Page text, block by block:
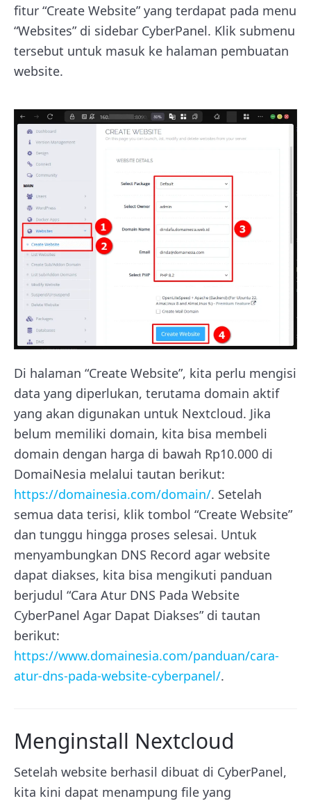
fitur “Create Website” yang terdapat pada menu
“Websites” di sidebar CyberPanel. Klik submenu
tersebut untuk masuk ke halaman pembuatan
website.
Di halaman “Create Website”, kita perlu mengisi
data yang diperlukan, terutama domain aktif
yang akan digunakan untuk Nextcloud. Jika
belum memiliki domain, kita bisa membeli
domain dengan harga di bawah Rp10.000 di
DomaiNesia melalui tautan berikut:
https://domainesia.com/domain/. Setelah
semua data terisi, klik tombol “Create Website”
dan tunggu hingga proses selesai. Untuk
menyambungkan DNS Record agar website
dapat diakses, kita bisa mengikuti panduan
berjudul “Cara Atur DNS Pada Website
CyberPanel Agar Dapat Diakses” di tautan
berikut:
https://www.domainesia.com/panduan/cara-
atur-dns-pada-website-cyberpanel/.
Menginstall Nextcloud
Setelah website berhasil dibuat di CyberPanel,
kita kini dapat menampung file yang